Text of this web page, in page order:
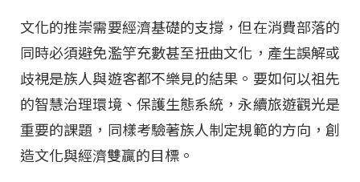
文化的推崇需要經濟基礎的支撐，但在消費部落的
同時必須避免濫竽充數甚至扭曲文化，產生誤解或
歧視是族人與遊客都不樂見的結果。要如何以祖先
的智慧治理環境、保護生態系統，永續旅遊觀光是
重要的課題，同樣考驗著族人制定規範的方向，創
造文化與經濟雙贏的目標。